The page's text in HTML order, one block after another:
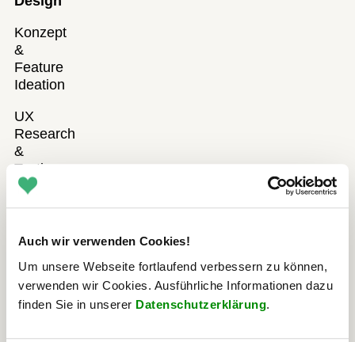
Auch wir verwenden Cookies!
Um unsere Webseite fortlaufend verbessern zu können,
verwenden wir Cookies. Ausführliche Informationen dazu
finden Sie in unserer Datenschutzerklärung.
Konzept
&
Feature
Ideation
UX
Research
&
Testing
Prototyping
Design/UI
Barrierefreies
Design